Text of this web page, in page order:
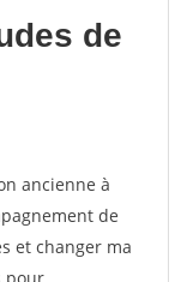
de
ancienne à
de
et changer ma